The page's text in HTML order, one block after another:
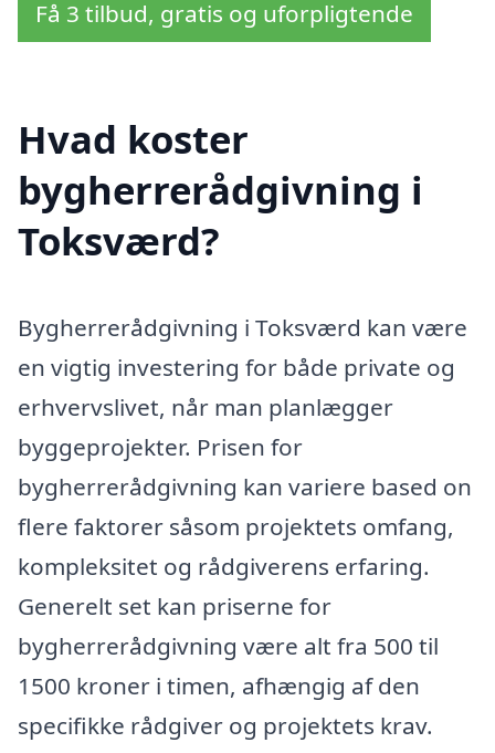
Få 3 tilbud, gratis og uforpligtende
Hvad koster
bygherrerådgivning i
Toksværd?
Bygherrerådgivning i Toksværd kan være
en vigtig investering for både private og
erhvervslivet, når man planlægger
byggeprojekter. Prisen for
bygherrerådgivning kan variere based on
flere faktorer såsom projektets omfang,
kompleksitet og rådgiverens erfaring.
Generelt set kan priserne for
bygherrerådgivning være alt fra 500 til
1500 kroner i timen, afhængig af den
specifikke rådgiver og projektets krav.